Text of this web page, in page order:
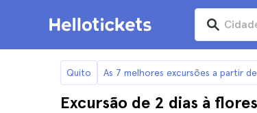
Quito As 7 melhores excursões a partir
Excursão de 2 dias à